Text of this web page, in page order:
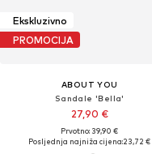
Ekskluzivno
PROMOCIJA
ABOUT YOU
Sandale 'Bella'
27,90 €
Prvotno: 39,90 €
Posljednja najniža cijena:23,72 €